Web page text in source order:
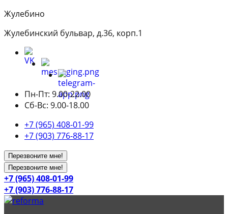
Жулебино
Жулебинский бульвар, д.36, корп.1
Пн-Пт: 9.00-22.00
Сб-Вс: 9.00-18.00
+7 (965) 408-01-99
+7 (903) 776-88-17
Перезвоните мне!
Перезвоните мне!
+7 (965) 408-01-99
+7 (903) 776-88-17